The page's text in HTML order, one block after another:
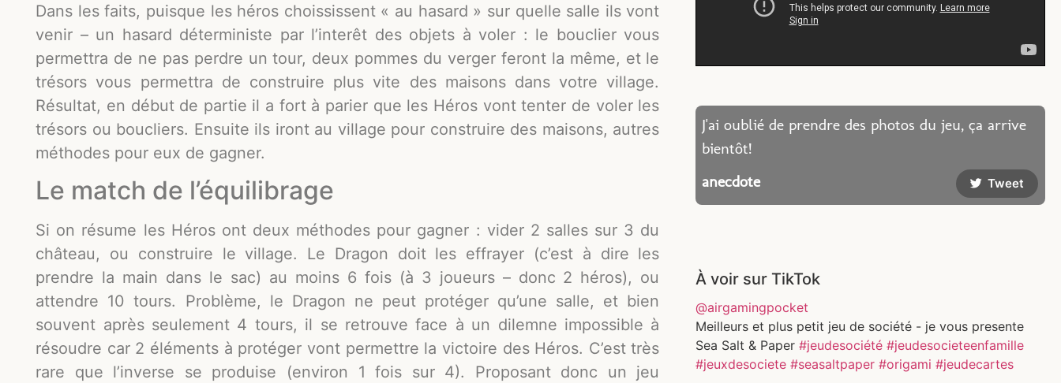
Dans les faits, puisque les héros choississent « au hasard » sur quelle salle ils vont
venir – un hasard déterministe par l’interêt des objets à voler : le bouclier vous
permettra de ne pas perdre un tour, deux pommes du verger feront la même, et le
trésors vous permettra de construire plus vite des maisons dans votre village.
Résultat, en début de partie il a fort à parier que les Héros vont tenter de voler les
trésors ou boucliers. Ensuite ils iront au village pour construire des maisons, autres
méthodes pour eux de gagner.
Le match de l’équilibrage
Si on résume les Héros ont deux méthodes pour gagner : vider 2 salles sur 3 du
château, ou construire le village. Le Dragon doit les effrayer (c’est à dire les
prendre la main dans le sac) au moins 6 fois (à 3 joueurs – donc 2 héros), ou
attendre 10 tours. Problème, le Dragon ne peut protéger qu’une salle, et bien
souvent après seulement 4 tours, il se retrouve face à un dilemne impossible à
résoudre car 2 éléments à protéger vont permettre la victoire des Héros. C’est très
rare que l’inverse se produise (environ 1 fois sur 4). Proposant donc un jeu
J'ai oublié de prendre des photos du jeu, ça arrive
bientôt!
anecdote
Tweet
À voir sur TikTok
@airgamingpocket
Meilleurs et plus petit jeu de société - je vous presente
Sea Salt & Paper #jeudesociété #jeudesocieteenfamille
#jeuxdesociete #seasaltpaper #origami #jeudecartes